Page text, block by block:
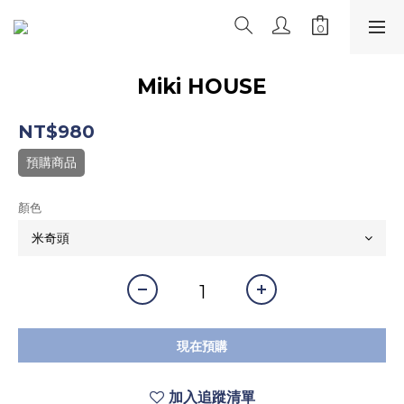
Miki HOUSE
NT$980
預購商品
顏色
現在預購
加入追蹤清單